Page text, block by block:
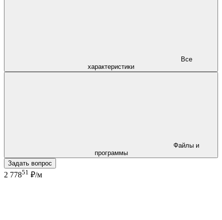
характеристики
программы
Задать вопрос
2 77851 ₽/м